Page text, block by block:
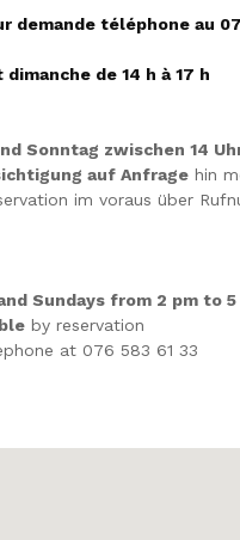
demande téléphone au
de 14 h à 17 h
Sonntag zwischen 14
auf Anfrage hin
im voraus über
Sundays from 2 pm to 5
by reservation
at 076 583 61 33